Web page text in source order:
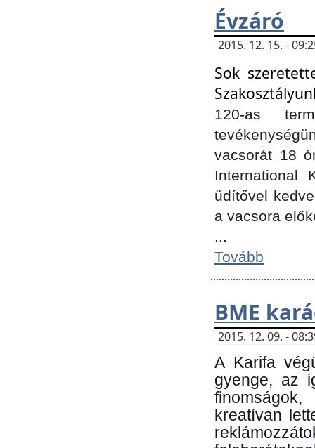
Évzáró
2015. 12. 15. -
Sok
120-as
vacsorát 18
International
üdítővel
a vacsora
...
Tovább
BME
2015. 12. 09. -
A Karifa
gyenge, az
kreatívan